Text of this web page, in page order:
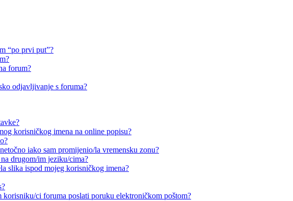
“po prvi put”?
forum?
odjavljivanje s foruma?
korisničkog imena na online popisu?
iako sam promijenio/la vremensku zonu?
drugom/im jeziku/cima?
slika ispod mojeg korisničkog imena?
korisniku/ci foruma poslati poruku elektroničkom poštom?